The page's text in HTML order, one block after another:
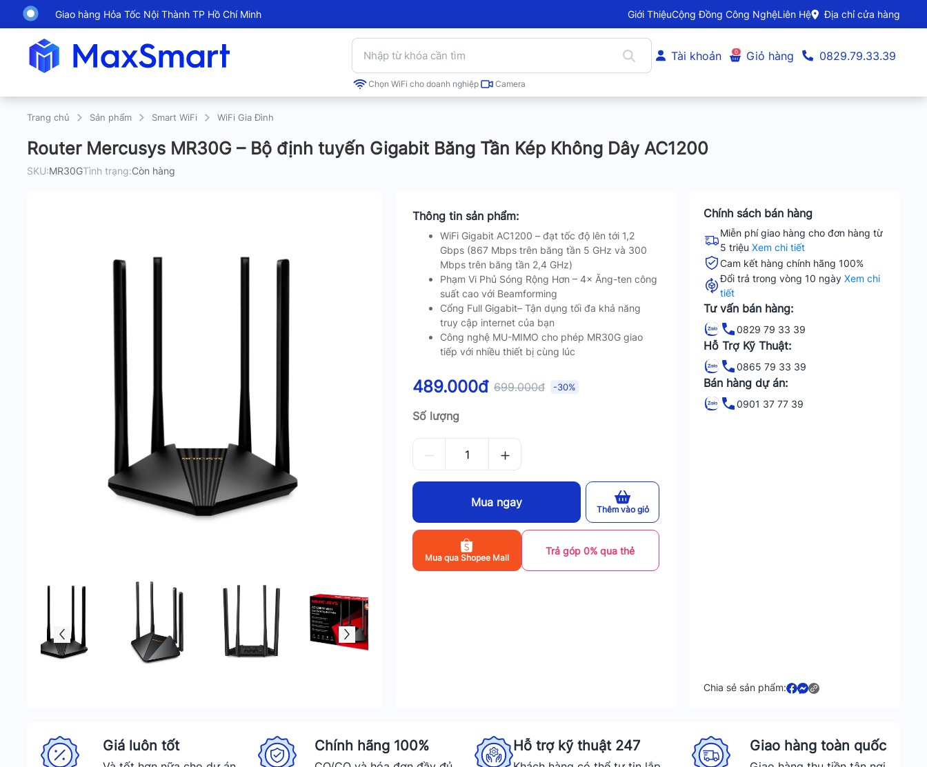
Giao hàng Hỏa Tốc Nội Thành TP Hồ Chí Minh Giới ThiệuCộng Đồng Công NghệLiên Hệ Địa chỉ cửa hàng
Chọn WiFi cho doanh nghiệp Camera
Tài khoản 0 Giỏ hàng 0829.79.33.39
Trang chủ Sản phẩm Smart WiFi WiFi Gia Đình
Router Mercusys MR30G – Bộ định tuyến Gigabit Băng Tần Kép Không Dây AC1200
SKU:MR30GTình trạng:Còn hàng
Thông tin sản phẩm:
WiFi Gigabit AC1200 – đạt tốc độ lên tới 1,2
Gbps (867 Mbps trên băng tần 5 GHz và 300
Mbps trên băng tần 2,4 GHz)
Phạm Vi Phủ Sóng Rộng Hơn – 4× Ăng-ten công
suất cao với Beamforming
Cổng Full Gigabit– Tận dụng tối đa khả năng
truy cập internet của bạn
Công nghệ MU-MIMO cho phép MR30G giao
tiếp với nhiều thiết bị cùng lúc
489.000đ 699.000đ -30%
Số lượng
Mua ngay Thêm vào giỏ
Mua qua Shopee Mall
Trả góp 0% qua thẻ
Chính sách bán hàng
Miễn phí giao hàng cho đơn hàng từ
5 triệuXem chi tiết
Cam kết hàng chính hãng 100%
Đổi trả trong vòng 10 ngàyXem chi
tiết
Tư vấn bán hàng:
0829 79 33 39
Hỗ Trợ Kỹ Thuật:
0865 79 33 39
Bán hàng dự án:
0901 37 77 39
Chia sẻ sản phẩm:
Giá luôn tốt Chính hãng 100% Hỗ trợ kỹ thuật 247 Giao hàng toàn quốc